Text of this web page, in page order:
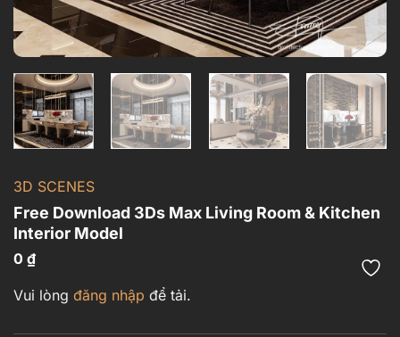
3D SCENES
Free Download 3Ds Max Living Room & Kitchen
Interior Model
0 ₫
Vui lòng đăng nhập để tải.